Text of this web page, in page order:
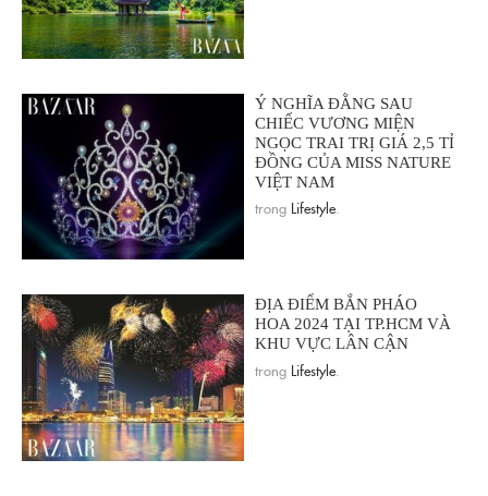
Ý NGHĨA ĐẰNG SAU
CHIẾC VƯƠNG MIỆN
NGỌC TRAI TRỊ GIÁ 2,5 TỈ
ĐỒNG CỦA MISS NATURE
VIỆT NAM
trong Lifestyle
ĐỊA ĐIỂM BẮN PHÁO
HOA 2024 TẠI TP.HCM VÀ
KHU VỰC LÂN CẬN
trong Lifestyle